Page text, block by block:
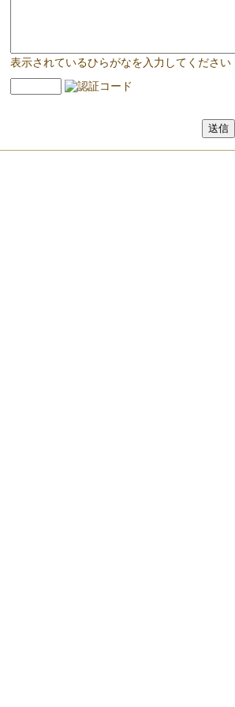
表示されているひらがなを入力してください